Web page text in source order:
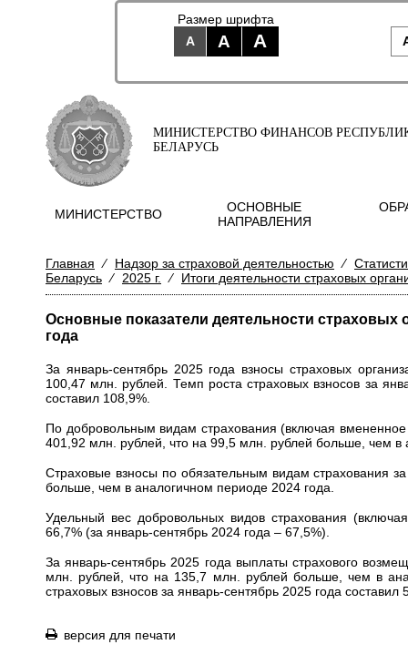
Размер шрифта
A
A A
МИНИСТЕРСТВО ФИНАНСОВ
БЕЛАРУСЬ
МИНИСТЕРСТВО
ОСНОВНЫЕ
НАПРАВЛЕНИЯ
Главная ⁄ Надзор за страховой деятельностью ⁄
Беларусь
⁄ 2025 г. ⁄ Итоги деятельности страховых
Основные показатели деятельности страховых
года
За январь-сентябрь 2025 года взносы страховых
100,47 млн. рублей. Темп роста страховых взносов за
составил 108,9%.
По добровольным видам страхования (включая вмененное
401,92 млн. рублей, что на 99,5 млн. рублей больше, чем в
Страховые взносы по обязательным видам страхования
больше, чем в аналогичном периоде 2024 года.
Удельный вес добровольных видов страхования
66,7% (за январь-сентябрь 2024 года – 67,5%).
За январь-сентябрь 2025 года выплаты страхового
млн. рублей, что на 135,7 млн. рублей больше, чем в
страховых взносов за январь-сентябрь 2025 года
версия для печати